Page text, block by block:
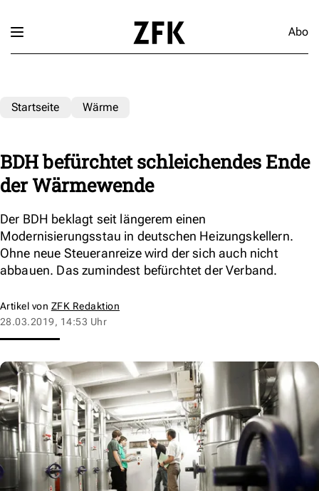
Abo
Startseite Wärme
BDH befürchtet schleichendes Ende
der Wärmewende
Der BDH beklagt seit längerem einen
Modernisierungsstau in deutschen Heizungskellern.
Ohne neue Steueranreize wird der sich auch nicht
abbauen. Das zumindest befürchtet der Verband.
Artikel von ZFK Redaktion
28.03.2019, 14:53 Uhr